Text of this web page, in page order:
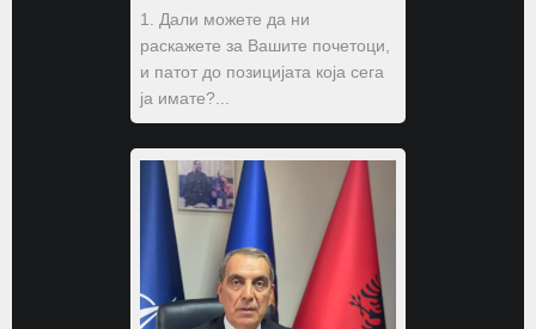
1. Дали можете да ни
раскажете за Вашите почетоци,
и патот до позицијата која сега
ја имате?...